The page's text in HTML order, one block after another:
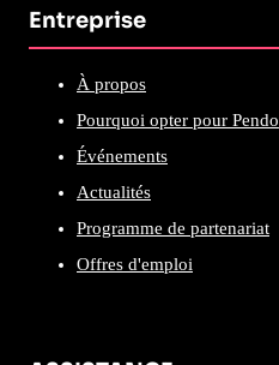
Entreprise
À propos
Pourquoi opter pour Pendo
Événements
Actualités
Programme de partenariat
Offres d'emploi